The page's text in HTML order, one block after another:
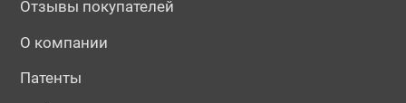
№196017
Отзывы покупателей
О компании
Патенты